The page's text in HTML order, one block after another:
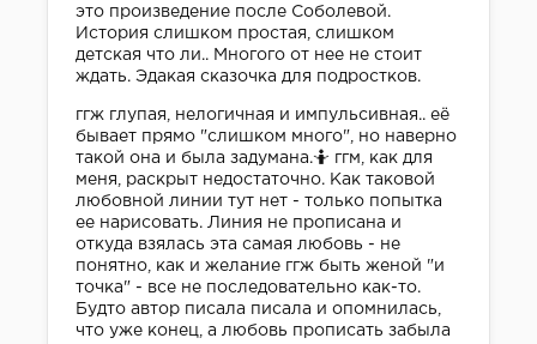
это произведение после Соболевой.
История слишком простая, слишком
детская что ли.. Многого от нее не стоит
ждать. Эдакая сказочка для подростков.
ггж глупая, нелогичная и импульсивная.. её
бывает прямо "слишком много", но наверно
такой она и была задумана.🤷 ггм, как для
меня, раскрыт недостаточно. Как таковой
любовной линии тут нет - только попытка
ее нарисовать. Линия не прописана и
откуда взялась эта самая любовь - не
понятно, как и желание ггж быть женой "и
точка" - все не последовательно как-то.
Будто автор писала писала и опомнилась,
что уже конец, а любовь прописать забыла